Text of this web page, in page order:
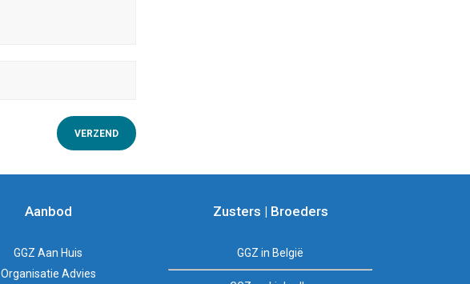
Aanbod
GGZ Aan Huis
Organisatie Advies
Zusters | Broeders
GGZ in België